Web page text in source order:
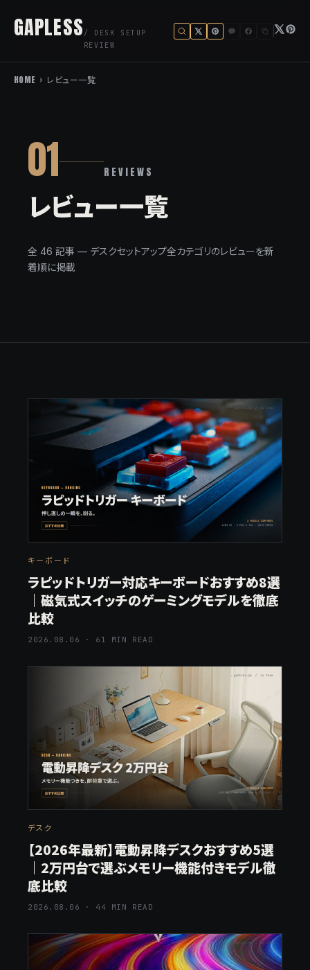
GAPLESS / DESK SETUP
REVIEW
HOME > レビュー一覧
01 REVIEWS
レビュー一覧
全 46 記事 — デスクセットアップ全カテゴリのレビューを新
着順に掲載
キーボード
ラピッドトリガー対応キーボードおすすめ8選
｜磁気式スイッチのゲーミングモデルを徹底
比較
2026.08.06 · 61 MIN READ
デスク
【2026年最新】電動昇降デスクおすすめ5選
｜2万円台で選ぶメモリー機能付きモデル徹
底比較
2026.08.06 · 44 MIN READ